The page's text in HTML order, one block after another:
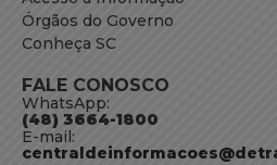
Órgãos do Governo
Conheça SC
FALE CONOSCO
WhatsApp:
(48) 3664-1800
E-mail: